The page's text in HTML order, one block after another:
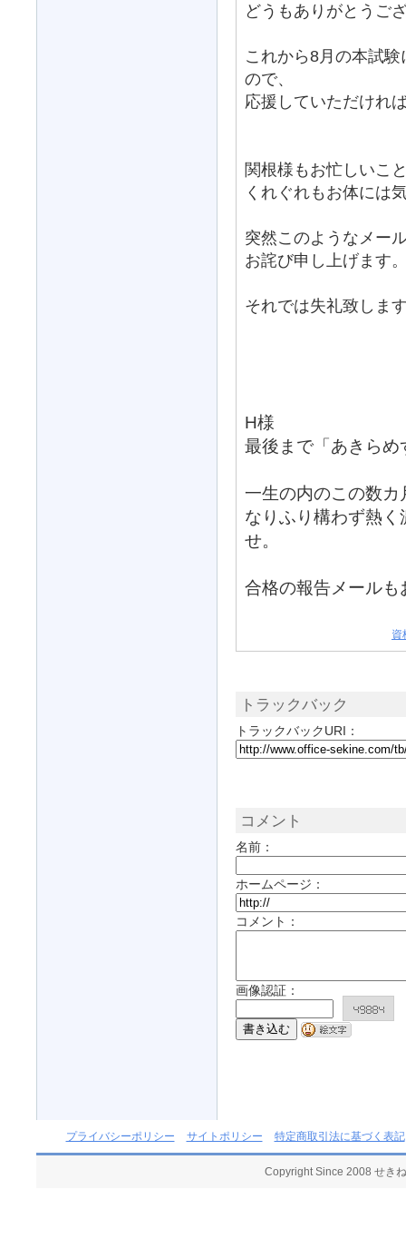
どうもありがとうご
これから8月の本試
ので、
応援していただけれ
関根様もお忙しいこ
くれぐれもお体には
突然このようなメー
お詫び申し上げます
それでは失礼致しま
H様
最後まで「あきら
一生の内のこの数カ
なりふり構わず熱
せ。
合格の報告メール
資
トラックバック
トラックバックURI：
コメント
名前：
ホームページ：
コメント：
画像認証：
プライバシーポリシー サイトポリシー 特定商取引法に基づく表記
Copyright Since 2008 せき